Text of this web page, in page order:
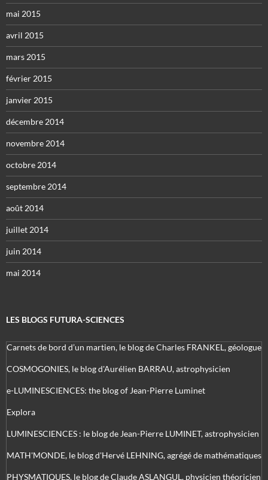
mai 2015
avril 2015
mars 2015
février 2015
janvier 2015
décembre 2014
novembre 2014
octobre 2014
septembre 2014
août 2014
juillet 2014
juin 2014
mai 2014
LES BLOGS FUTURA-SCIENCES
Carnets de bord d’un martien, le blog de Charles FRANKEL, géologue
COSMOGONIES, le blog d'Aurélien BARRAU, astrophysicien
e-LUMINESCIENCES: the blog of Jean-Pierre Luminet
Explora
LUMINESCIENCES : le blog de Jean-Pierre LUMINET, astrophysicien
MATH'MONDE, le blog d'Hervé LEHNING, agrégé de mathématiques
PHYSMATIQUES, le blog de Claude ASLANGUL, physicien théoricien